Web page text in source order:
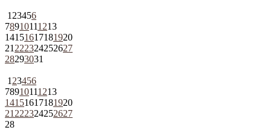
1 23456
78910111213
14151617181920
21 222324252627
28293031
1 23456
78910111213
14151617181920
21 222324252627
28